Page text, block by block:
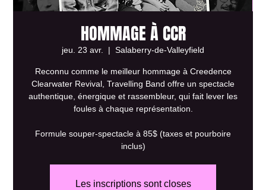
HOMMAGE À CCR
jeu. 23 avr.
  |
Salaberry-de-Valleyfield
Reconnu comme le meilleur hommage à Creedence
Clearwater Revival, Travelling Band offre un spectacle
authentique, énergique et rassembleur, qui fait lever les
foules à chaque représentation.
Formule souper-spectacle à 85$ (taxes et pourboire
inclus)
Les inscriptions sont closes